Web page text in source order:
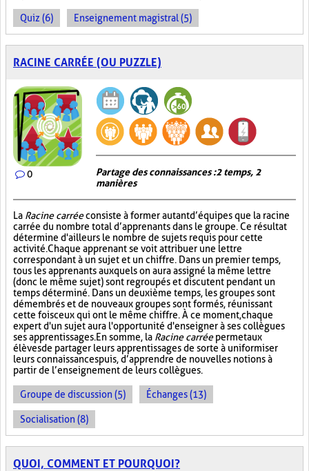
Quiz (6) Enseignement magistral (5)
RACINE CARRÉE (OU PUZZLE)
0
Partage des connaissances : 2 temps, 2
manières
La Racine carréeconsiste à former autant d’équipes que la racine
carrée du nombre total d’apprenants dans le groupe. Ce résultat
détermine d'ailleurs le nombre de sujets requis pour cette
activité. Chaque apprenant se voit attribuer une lettre
correspondant à un sujet et un chiffre. Dans un premier temps,
tous les apprenants auxquels on aura assigné la même lettre
(donc le même sujet) sont regroupés et discutent pendant un
temps déterminé. Dans un deuxième temps, les groupes sont
démembrés et de nouveaux groupes sont formés, réunissant
cette fois ceux qui ont le même chiffre. À ce moment, chaque
expert d'un sujet aura l'opportunité d'enseigner à ses collègues
ses apprentissages. En somme, la Racine carréepermet aux
élèves de partager leurs apprentissages de sorte à uniformiser
leurs connaissances puis, d’apprendre de nouvelles notions à
partir de l’enseignement de leurs collègues.
Groupe de discussion (5) Échanges (13)
Socialisation (8)
QUOI, COMMENT ET POURQUOI?